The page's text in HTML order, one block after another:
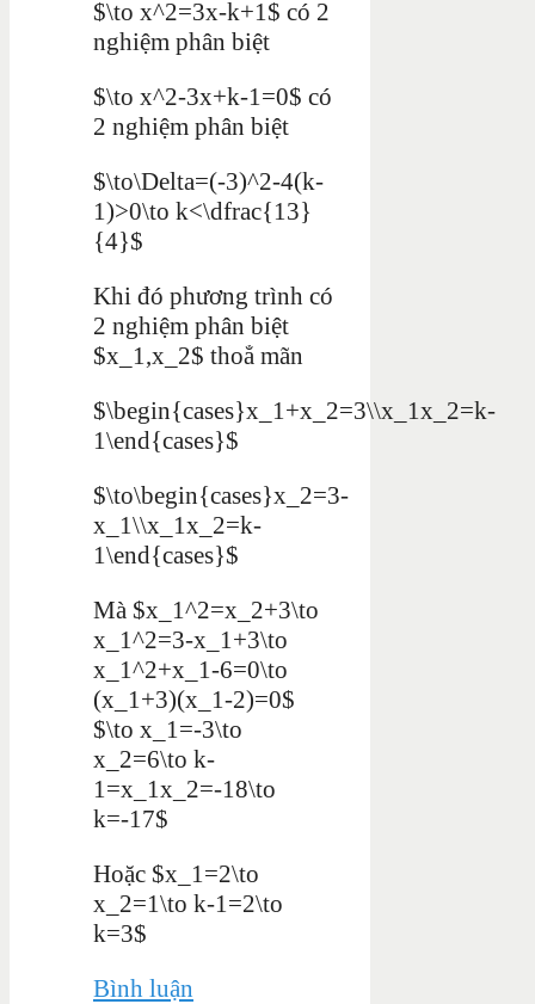
$\to x^2=3x-k+1$ có 2
nghiệm phân biệt
$\to x^2-3x+k-1=0$ có
2 nghiệm phân biệt
$\to\Delta=(-3)^2-4(k-
1)>0\to k<\dfrac{13}
{4}$
Khi đó phương trình có
2 nghiệm phân biệt
$x_1,x_2$ thoẳ mãn
$\begin{cases}x_1+x_2=3\\x_1x_2=k-
1\end{cases}$
$\to\begin{cases}x_2=3-
x_1\\x_1x_2=k-
1\end{cases}$
Mà $x_1^2=x_2+3\to
x_1^2=3-x_1+3\to
x_1^2+x_1-6=0\to
(x_1+3)(x_1-2)=0$
$\to x_1=-3\to
x_2=6\to k-
1=x_1x_2=-18\to
k=-17$
Hoặc $x_1=2\to
x_2=1\to k-1=2\to
k=3$
Bình luận